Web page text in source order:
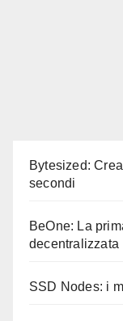
Bytesized:
secondi
BeOne: La
decentralizzata
SSD Nodes: i